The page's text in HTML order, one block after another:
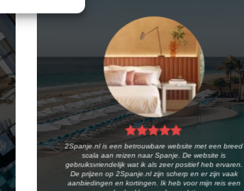
2Spanje.nl is een betrouwbare website met een breed
scala aan reizen naar Spanje. De website is
gebruiksvriendelijk wat ik als zeer positief heb ervaren.
De prijzen op 2Spanje.nl zijn scherp en er zijn vaak
aanbiedingen en kortingen. Ik heb voor mijn reis een